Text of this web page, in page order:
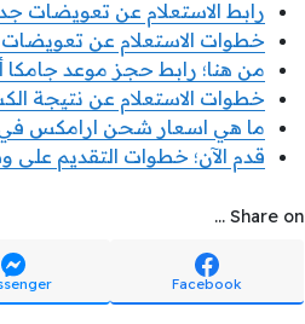
رابط الاستعلام عن تعويضات
خطوات الاستعلام عن
من هنا؛ رابط حجز موعد جامكا
خطوات الاستعلام عن نتيجة
ما هي اسعار شحن ارامكس في
قدم الآن؛ خطوات التقديم
Share on ...
Facebook